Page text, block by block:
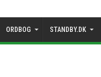
ORDBOG STANDBY.DK